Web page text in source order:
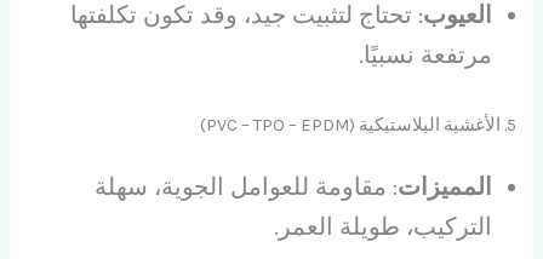
العيوب: تحتاج لتثبيت جيد، وقد تكون تكلفتها
مرتفعة نسبيًا.
5. الأغشية البلاستيكية (PVC – TPO – EPDM)
المميزات: مقاومة للعوامل الجوية، سهلة
التركيب، طويلة العمر.